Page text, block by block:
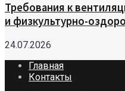
Требования к
и физкультурно-
24.07.2026
Главная
Контакты